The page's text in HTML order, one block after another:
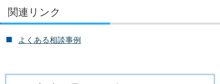
関連リンク
よくある相談事例